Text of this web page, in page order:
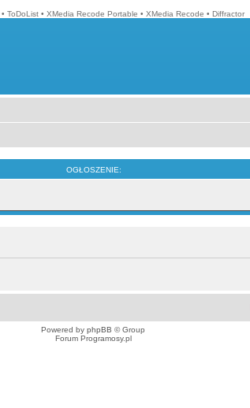
• ToDoList • XMedia Recode Portable • XMedia Recode • Diffractor
OGŁOSZENIE:
Powered by phpBB © Group
Forum Programosy.pl